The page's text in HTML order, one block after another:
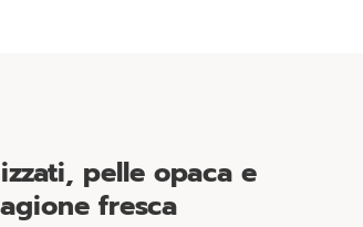
pelle opaca e
fresca